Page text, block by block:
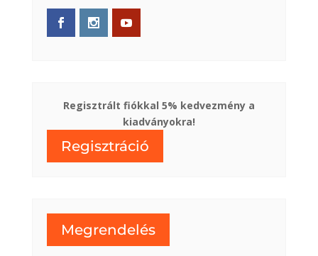
Regisztrált fiókkal 5% kedvezmény a
kiadványokra!
Regisztráció
Megrendelés